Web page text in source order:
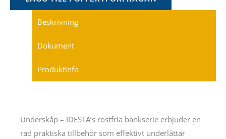
Beskrivning
Dokument
Produktinfo
Underskåp – IDESTA’s rostfria bänkserie erbjuder en
rad praktiska tillbehör som effektivt underlättar